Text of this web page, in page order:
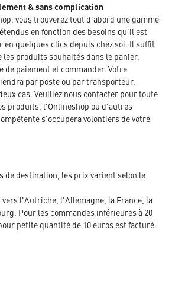
& sans complication
vous trouverez tout d'abord une gamme
en fonction des besoins qu'il est
en quelques clics depuis chez soi. Il suffit
les produits souhaités dans le panier,
de paiement et commander. Votre
par poste ou par transporteur,
cas. Veuillez nous contacter pour toute
produits, l'Onlineshop ou d'autres
s'occupera volontiers de votre
de destination, les prix varient selon le
l'Autriche, l'Allemagne, la France, la
Pour les commandes inférieures à 20
petite quantité de 10 euros est facturé.